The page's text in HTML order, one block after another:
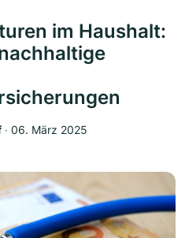
im Haushalt:
‧ 06. März 2025